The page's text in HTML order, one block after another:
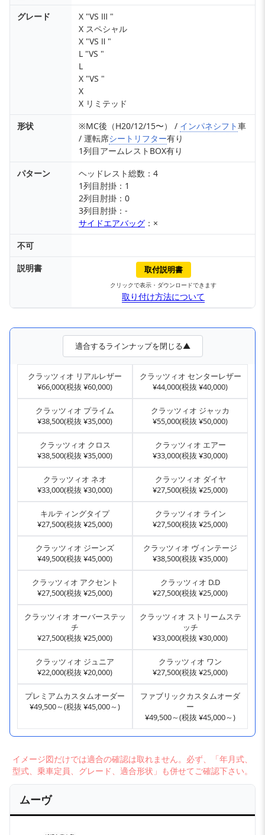
グレード
X "VS Ⅲ "
X スペシャル
X "VS Ⅱ "
L "VS "
L
X "VS "
X
X リミテッド
形状
※MC後（H20/12/15〜） / インパネシフト車
/ 運転席シートリフター有り
1列目アームレストBOX有り
パターン
ヘッドレスト総数：4
1列目肘掛：1
2列目肘掛：0
3列目肘掛：-
サイドエアバッグ ：×
不可
説明書
取付説明書
クリックで表示・ダウンロードできます
取り付け方法について
適合するラインナップを閉じる▲
クラッツィオ リアルレザー
¥66,000(税抜 ¥60,000)
クラッツィオ センターレザー
¥44,000(税抜 ¥40,000)
クラッツィオ プライム
¥38,500(税抜 ¥35,000)
クラッツィオ ジャッカ
¥55,000(税抜 ¥50,000)
クラッツィオ クロス
¥38,500(税抜 ¥35,000)
クラッツィオ エアー
¥33,000(税抜 ¥30,000)
クラッツィオ ネオ
¥33,000(税抜 ¥30,000)
クラッツィオ ダイヤ
¥27,500(税抜 ¥25,000)
キルティングタイプ
¥27,500(税抜 ¥25,000)
クラッツィオ ライン
¥27,500(税抜 ¥25,000)
クラッツィオ ジーンズ
¥49,500(税抜 ¥45,000)
クラッツィオ ヴィンテージ
¥38,500(税抜 ¥35,000)
クラッツィオ アクセント
¥27,500(税抜 ¥25,000)
クラッツィオ D.D
¥27,500(税抜 ¥25,000)
クラッツィオ オーバーステッ
チ
¥27,500(税抜 ¥25,000)
クラッツィオ ストリームステ
ッチ
¥33,000(税抜 ¥30,000)
クラッツィオ ジュニア
¥22,000(税抜 ¥20,000)
クラッツィオ ワン
¥27,500(税抜 ¥25,000)
プレミアムカスタムオーダー
¥49,500～(税抜 ¥45,000～)
ファブリックカスタムオーダ
ー
¥49,500～(税抜 ¥45,000～)
イメージ図だけでは適合の確認は取れません。必ず、「年月式、
型式、乗車定員、グレード、適合形状」も併せてご確認下さい。
ムーヴ